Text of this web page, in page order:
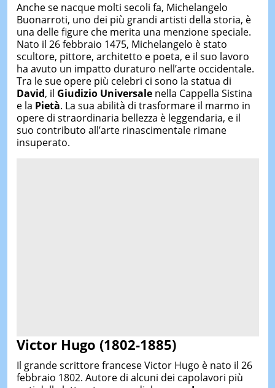
Anche se nacque molti secoli fa, Michelangelo
Buonarroti, uno dei più grandi artisti della storia, è
una delle figure che merita una menzione speciale.
Nato il 26 febbraio 1475, Michelangelo è stato
scultore, pittore, architetto e poeta, e il suo lavoro
ha avuto un impatto duraturo nell’arte occidentale.
Tra le sue opere più celebri ci sono la statua di
David, il Giudizio Universalenella Cappella Sistina
e la Pietà. La sua abilità di trasformare il marmo in
opere di straordinaria bellezza è leggendaria, e il
suo contributo all’arte rinascimentale rimane
insuperato.
Victor Hugo (1802-1885)
Il grande scrittore francese Victor Hugo è nato il 26
febbraio 1802. Autore di alcuni dei capolavori più